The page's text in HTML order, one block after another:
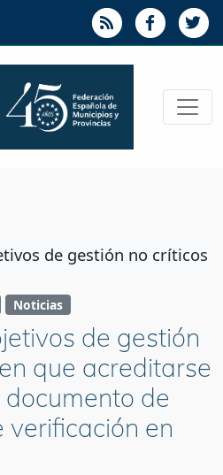
de gestión no críticos
Noticias
de gestión
que acreditarse
de
verificación en